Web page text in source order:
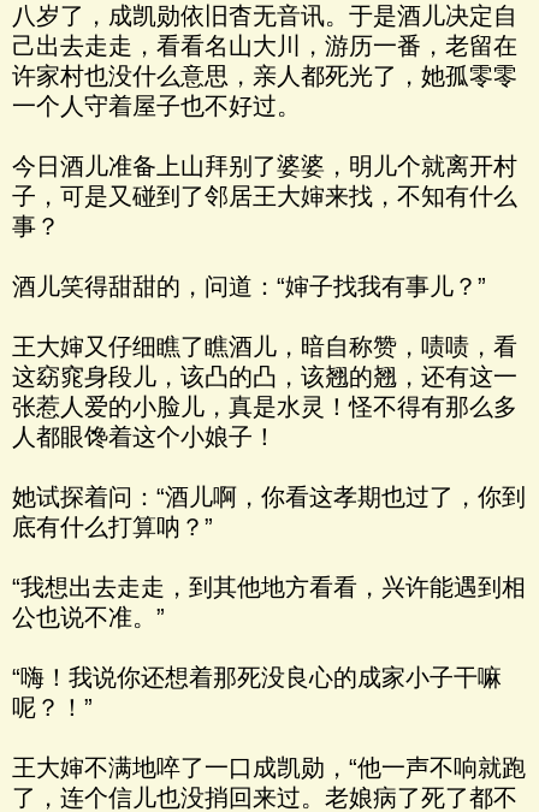
八岁了，成凯勋依旧杳无音讯。于是酒儿决定自
己出去走走，看看名山大川，游历一番，老留在
许家村也没什么意思，亲人都死光了，她孤零零
一个人守着屋子也不好过。
今日酒儿准备上山拜别了婆婆，明儿个就离开村
子，可是又碰到了邻居王大婶来找，不知有什么
事？
酒儿笑得甜甜的，问道：“婶子找我有事儿？”
王大婶又仔细瞧了瞧酒儿，暗自称赞，啧啧，看
这窈窕身段儿，该凸的凸，该翘的翘，还有这一
张惹人爱的小脸儿，真是水灵！怪不得有那么多
人都眼馋着这个小娘子！
她试探着问：“酒儿啊，你看这孝期也过了，你到
底有什么打算呐？”
“我想出去走走，到其他地方看看，兴许能遇到相
公也说不准。”
“嗨！我说你还想着那死没良心的成家小子干嘛
呢？！”
王大婶不满地啐了一口成凯勋，“他一声不响就跑
了，连个信儿也没捎回来过。老娘病了死了都不